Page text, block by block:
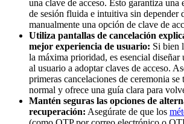
una clave de acceso. Esto garantiza
de sesión fluida e intuitiva sin depender
manualmente una opción de clave de
Utiliza pantallas de cancelación
mejor experiencia de usuario: Si bien
la máxima prioridad, es esencial diseñar
al usuario a adoptar claves de acceso.
primeras cancelaciones de ceremonia se
normal y ofrece una guía clara para
Mantén seguras las opciones de
recuperación: Asegúrate de que los